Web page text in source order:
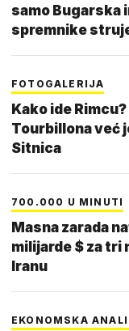
samo Bugarska
spremnike
FOTOGALERIJA
Kako ide
Tourbillona već
Sitnica
700.000 U MINUTI
Masna zarada
milijarde $ za tri
Iranu
EKONOMSKA